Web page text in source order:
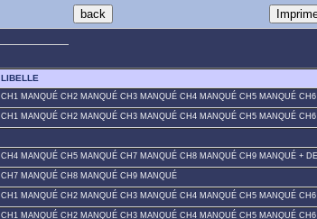
LIBELLE
CH1 MANQUÉ CH2 MANQUÉ CH3 MANQUÉ CH4 MANQUÉ CH5 MANQUÉ
CH1 MANQUÉ CH2 MANQUÉ CH3 MANQUÉ CH4 MANQUÉ CH5 MANQUÉ
CH4 MANQUÉ CH5 MANQUÉ CH7 MANQUÉ CH8 MANQUÉ CH9 MANQUÉ +
CH7 MANQUÉ CH8 MANQUÉ CH9 MANQUÉ
CH1 MANQUÉ CH2 MANQUÉ CH3 MANQUÉ CH4 MANQUÉ CH5 MANQUÉ
CH1 MANQUÉ CH2 MANQUÉ CH3 MANQUÉ CH4 MANQUÉ CH5 MANQUÉ